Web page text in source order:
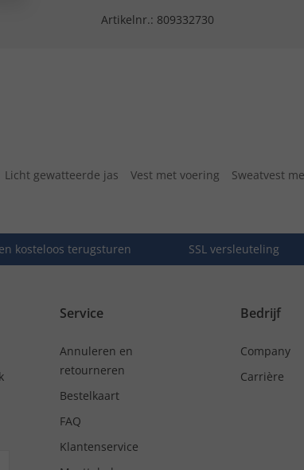
Artikelnr.: 809332730
Licht gewatteerde jas Vest met voering Sweatvest
kosteloos terugsturen SSL versleuteling
Service
Annuleren en
retourneren
Bestelkaart
FAQ
Klantenservice
Bedrijf
Company
Carrière